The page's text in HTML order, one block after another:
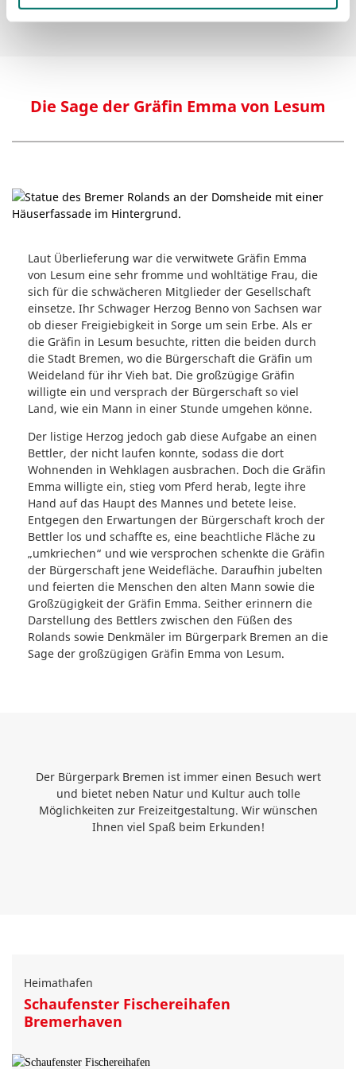
Die Sage der Gräfin Emma von Lesum
Laut Überlieferung war die verwitwete Gräfin Emma
von Lesum eine sehr fromme und wohltätige Frau, die
sich für die schwächeren Mitglieder der Gesellschaft
einsetze. Ihr Schwager Herzog Benno von Sachsen war
ob dieser Freigiebigkeit in Sorge um sein Erbe. Als er
die Gräfin in Lesum besuchte, ritten die beiden durch
die Stadt Bremen, wo die Bürgerschaft die Gräfin um
Weideland für ihr Vieh bat. Die großzügige Gräfin
willigte ein und versprach der Bürgerschaft so viel
Land, wie ein Mann in einer Stunde umgehen könne.
Der listige Herzog jedoch gab diese Aufgabe an einen
Bettler, der nicht laufen konnte, sodass die dort
Wohnenden in Wehklagen ausbrachen. Doch die Gräfin
Emma willigte ein, stieg vom Pferd herab, legte ihre
Hand auf das Haupt des Mannes und betete leise.
Entgegen den Erwartungen der Bürgerschaft kroch der
Bettler los und schaffte es, eine beachtliche Fläche zu
„umkriechen“ und wie versprochen schenkte die Gräfin
der Bürgerschaft jene Weidefläche. Daraufhin jubelten
und feierten die Menschen den alten Mann sowie die
Großzügigkeit der Gräfin Emma. Seither erinnern die
Darstellung des Bettlers zwischen den Füßen des
Rolands sowie Denkmäler im Bürgerpark Bremen an die
Sage der großzügigen Gräfin Emma von Lesum.
Der Bürgerpark Bremen ist immer einen Besuch wert
und bietet neben Natur und Kultur auch tolle
Möglichkeiten zur Freizeitgestaltung. Wir wünschen
Ihnen viel Spaß beim Erkunden!
Heimathafen
Schaufenster Fischereihafen
Bremerhaven